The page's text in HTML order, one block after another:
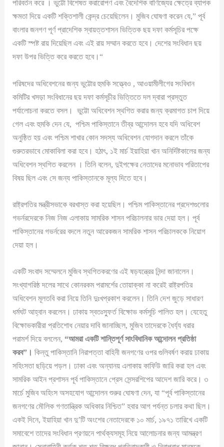
পরিবর্তন করে । ভুট্টো বিশেষত করারোপণ এবং বৈদেশিক বাণিজ্যের ক্ষেত্রে ব্যাপক
ক্ষমতা দিয়ে একটি শক্তিশালী কেন্দ্র চেয়েছিলেন। মুজিব ঘোষণা করেন যে,” পূর্ব
বাংলার জনগণ পূর্ণ প্রাদেশিক স্বায়ত্তশাসন ভিত্তিক ছয় দফা কর্মসূচির পক্ষে
একটি স্পষ্ট রায় দিয়েছিল এবং এই রায় সম্মান করতে হবে। দেশের সংবিধান ছয়
দফা উপর ভিত্তি করে করতে হবে।“
পরিষদের অধিবেশনের জন্য ভুট্টোর হুমকি সত্ত্বেও , আওয়ামীলীগের সংবিধান
কমিটির খসড়া সংবিধানের ছয় দফা কর্মসূচীর ভিত্তিতে দল দ্বারা প্রস্তুত
পর্যালোচনা করতে বসল। ভুট্টো অধিবেশন স্থগিত করার জন্য ক্রমাগত চাপ দিয়ে
গেল এবং হুমকি দেন যে, পশ্চিম পাকিস্তানে তীব্র আন্দোলন হবে যদি অধিবেশ
অনুষ্ঠিত হয় এবং পশ্চিম শাখার কোন সদস্য অধিবেশন যোগদান করলে তাঁকে
গুরুতরভাবে মোকাবিলা করা হবে। হঠাৎ, ১ই মার্চ ইয়াহিয়া খান অনির্দিষ্টকালের জন্য
অধিবেশন স্থগিত করলেন । তিনি বলেন, দুইপক্ষের নেতাদের মনোভাব পরিতাপের
বিষয় ছিল এবং সে জন্য পাকিস্তানকে মূল্য দিতে হবে।
রাষ্ট্রপতির মন্ত্রীসভাকে বরখাস্ত করা হয়েছিল। পশ্চিম পাকিস্তানের প্রদেশগুলোর
গভর্নরদেরকে নিজ নিজ এলাকায় সামরিক শাসন পরিচালনার ভার দেয়া হল। পূর্ব
পাকিস্তানের গভর্নরের বদলে নতুন আরেকজন সামরিক শাসন পরিচালককে নিয়োগ
দেয়া হল।
একটি সংবাদ সম্মেলনে মুজিব স্থগিতকরণের এই ষড়যন্ত্রের নিন্দা জানালেন।
সংখ্যাগরিষ্ঠ দলের সাথে কোনরকম পরামর্শের তোয়াক্কা না করেই রাষ্ট্রপতির
অধিবেশন মূলতবি করা নিয়ে তিনি দুঃখপ্রকাশ করলেন। তিনি দেশ জুড়ে সাধারণ
ধর্মঘট আহ্বান করলেন। ঢাকায় স্বতঃস্ফুর্ত বিক্ষোভ কর্মসূচি পালিত হল। যেহেতু
বিক্ষোভকারীরা প্রতিশোধ নেয়ার দাবি জানাচ্ছিল, মুজিব তাদেরকে ধৈর্য্য ধরার
পরামর্শ দিয়ে বললেন, “আমরা একটি শান্তিপূর্ণ সাংবিধানিক আন্দোলন প্রতিষ্ঠা
করব” । কিন্তু পাকিস্তানি নিরাপত্তা বাহিনী জনগণের ওপর গুলিবর্ষণ করায় ঢাকায়
সহিংসতা ছড়িয়ে পড়ল। ঢাকা এবং অন্যানয় এলাকায় কার্ফিউ জারি করা হল এবং
সামরিক আইন প্রশাসন পূর্ব পাকিস্তানে প্রেস সেন্সরশিপের আদেশ জারি করে। ৩
মার্চে মুজিব অহিংস অসহযোগ আন্দোলন শুরুর ঘোষণা দেন, যা “পূর্ব পাকিস্তানের
জনগণের মৌলিক গণতান্ত্রিক অধিকার নিশ্চিত” হবার আগ পর্যন্ত চলার কথা ছিল।
একই দিনে, ইয়াহিয়া খান দু’টি অংশের নেতাদেরকে ১০ মার্চ, ১৯৭১ তারিখে একটি
সমাবেশে তাদের সংবিধান প্রণয়নে পার্থক্যসমূহ নিয়ে আলোচনার জন্য আমন্ত্রণ